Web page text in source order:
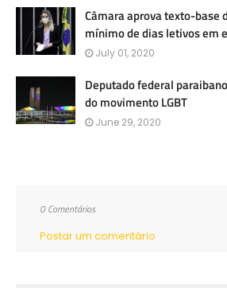
Câmara aprova texto-base
mínimo de dias letivos em
July 01, 2020
Deputado federal
do movimento LGBT
June 29, 2020
0 Comentários
Postar um comentário